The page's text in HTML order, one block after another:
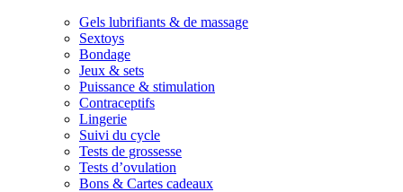
Gels lubrifiants & de massage
Sextoys
Bondage
Jeux & sets
Puissance & stimulation
Contraceptifs
Lingerie
Suivi du cycle
Tests de grossesse
Tests d’ovulation
Bons & Cartes cadeaux